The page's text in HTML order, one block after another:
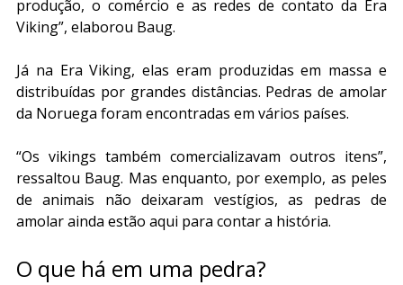
produção, o comércio e as redes de contato da Era
Viking”, elaborou Baug.
Já na Era Viking, elas eram produzidas em massa e
distribuídas por grandes distâncias. Pedras de amolar
da Noruega foram encontradas em vários países.
“Os vikings também comercializavam outros itens”,
ressaltou Baug. Mas enquanto, por exemplo, as peles
de animais não deixaram vestígios, as pedras de
amolar ainda estão aqui para contar a história.
O que há em uma pedra?